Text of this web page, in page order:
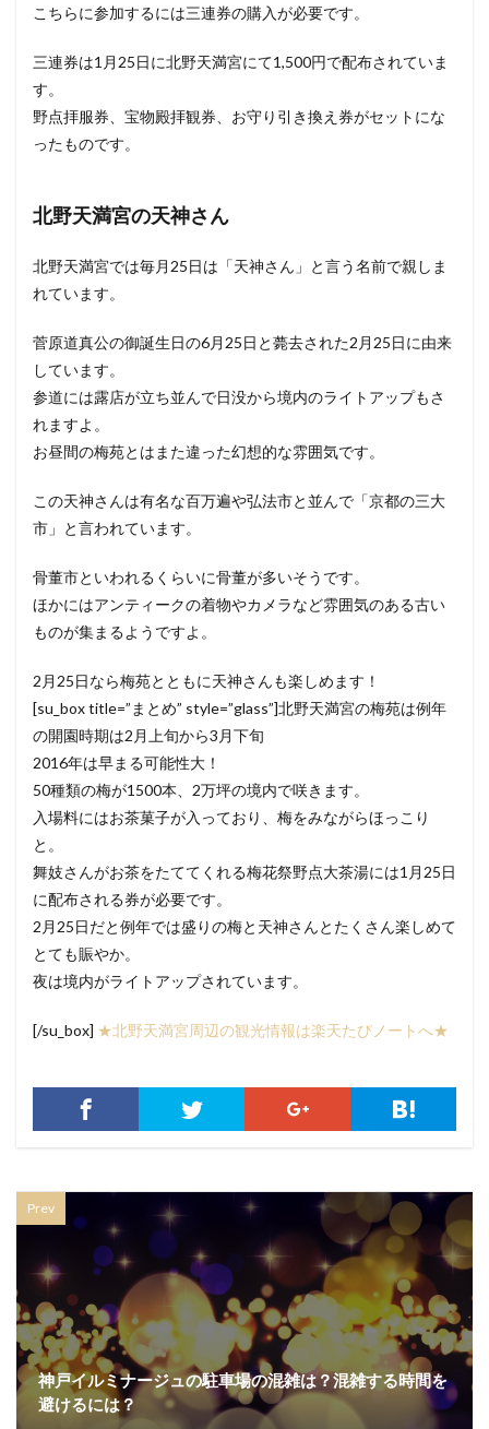
こちらに参加するには三連券の購入が必要です。
三連券は1月25日に北野天満宮にて1,500円で配布されていま
す。
野点拝服券、宝物殿拝観券、お守り引き換え券がセットにな
ったものです。
北野天満宮の天神さん
北野天満宮では毎月25日は「天神さん」と言う名前で親しま
れています。
菅原道真公の御誕生日の6月25日と薨去された2月25日に由来
しています。
参道には露店が立ち並んで日没から境内のライトアップもさ
れますよ。
お昼間の梅苑とはまた違った幻想的な雰囲気です。
この天神さんは有名な百万遍や弘法市と並んで「京都の三大
市」と言われています。
骨董市といわれるくらいに骨董が多いそうです。
ほかにはアンティークの着物やカメラなど雰囲気のある古い
ものが集まるようですよ。
2月25日なら梅苑とともに天神さんも楽しめます！
[su_box title=”まとめ” style=”glass”]北野天満宮の梅苑は例年
の開園時期は2月上旬から3月下旬
2016年は早まる可能性大！
50種類の梅が1500本、2万坪の境内で咲きます。
入場料にはお茶菓子が入っており、梅をみながらほっこり
と。
舞妓さんがお茶をたててくれる梅花祭野点大茶湯には1月25日
に配布される券が必要です。
2月25日だと例年では盛りの梅と天神さんとたくさん楽しめて
とても賑やか。
夜は境内がライトアップされています。
[/su_box] ★北野天満宮周辺の観光情報は楽天たびノートへ★
Prev
神戸イルミナージュの駐車場の混雑は？混雑する時間を
避けるには？